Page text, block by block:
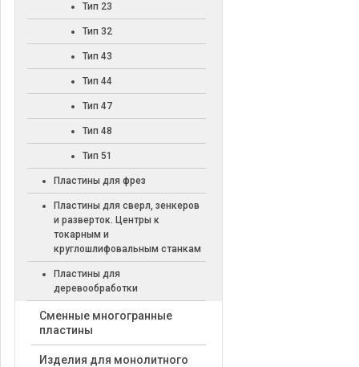
Тип 23
Тип 32
Тип 43
Тип 44
Тип 47
Тип 48
Тип 51
Пластины для фрез
Пластины для сверл, зенкеров
и разверток. Центры к
токарным и
круглошлифовальным станкам
Пластины для
деревообработки
Cменные многогранные
пластины
Изделия для монолитного